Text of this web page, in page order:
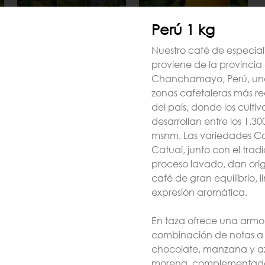
Perú Pack 3 kg
$77.990$137.970
y acompañamiento estratégico que te permitirán
Para una asesoría personalizada, escríbenos: +56 (9)
80%
Perú 1 kg
Nuestro café de
proviene de la provincia
Chanchamayo, Perú,
zonas cafetaleras más
del país, donde los
desarrollan entre los
msnm. Las variedades
Catuai, junto con el
proceso lavado, dan
café de gran equilibrio,
expresión aromática.
En taza ofrece una
combinación de notas a
chocolate, manzana y
morena,